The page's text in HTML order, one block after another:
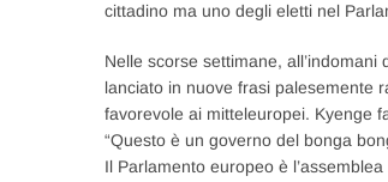
cittadino ma uno degli eletti nel
Nelle scorse settimane,
lanciato in nuove frasi palesemente
favorevole ai mitteleuropei. Kyenge
“Questo è un governo del bonga
Il Parlamento europeo è